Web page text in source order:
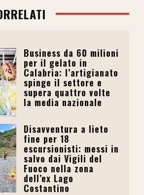
Business da 60 milioni
per il gelato in
Calabria: l’artigianato
spinge il settore e
supera quattro volte
la media nazionale
Disavventura a lieto
fine per 18
escursionisti: messi in
salvo dai Vigili del
Fuoco nella zona
dell’ex Lago
Costantino